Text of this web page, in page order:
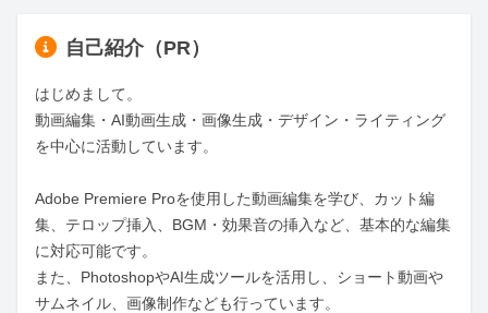
自己紹介（PR）
はじめまして。
動画編集・AI動画生成・画像生成・デザイン・ライティング
を中心に活動しています。
Adobe Premiere Proを使用した動画編集を学び、カット編
集、テロップ挿入、BGM・効果音の挿入など、基本的な編集
に対応可能です。
また、PhotoshopやAI生成ツールを活用し、ショート動画や
サムネイル、画像制作なども行っています。